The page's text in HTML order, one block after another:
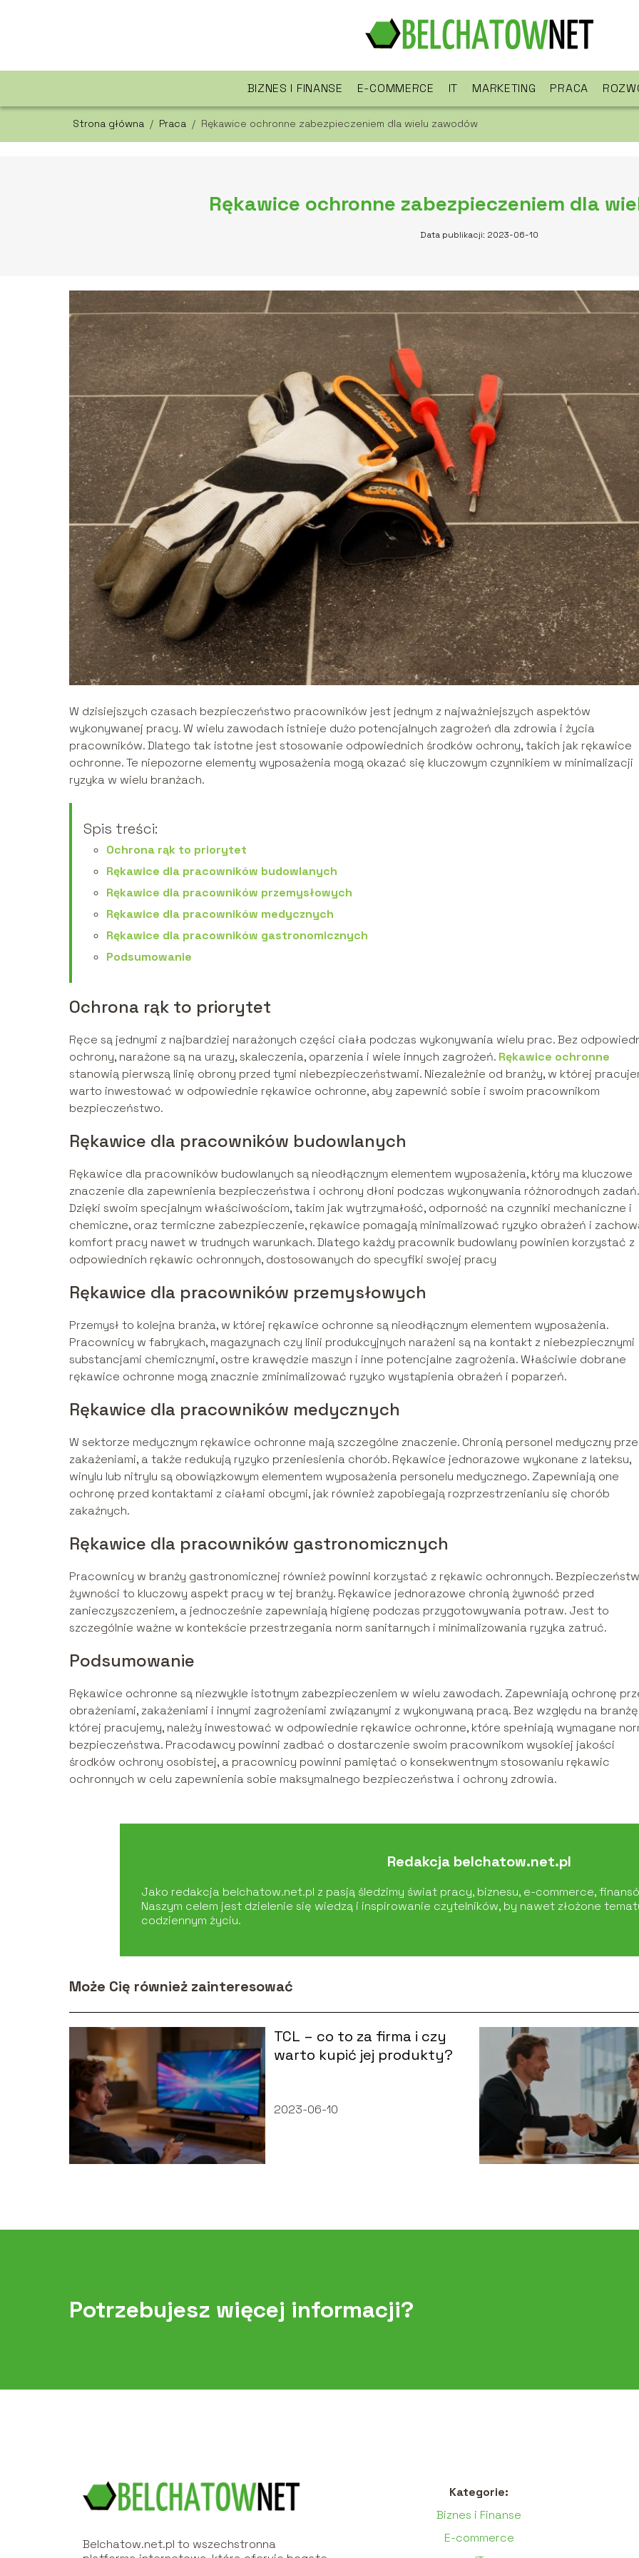
BIZNES I FINANSE E-COMMERCE IT MARKETING PRACA
Strona główna / Praca / Rękawice ochronne zabezpieczeniem dla wielu zawodów
Rękawice ochronne zabezpieczeniem dla
Data publikacji: 2023-06-10
W dzisiejszych czasach bezpieczeństwo pracowników jest jednym z najważniejszych aspektów
wykonywanej pracy. W wielu zawodach istnieje dużo potencjalnych zagrożeń dla zdrowia i życia
pracowników. Dlatego tak istotne jest stosowanie odpowiednich środków ochrony, takich jak rękawice
ochronne. Te niepozorne elementy wyposażenia mogą okazać się kluczowym czynnikiem w minimalizacji
ryzyka w wielu branżach.
Spis treści:
Ochrona rąk to priorytet
Rękawice dla pracowników budowlanych
Rękawice dla pracowników przemysłowych
Rękawice dla pracowników medycznych
Rękawice dla pracowników gastronomicznych
Podsumowanie
Ochrona rąk to priorytet
Ręce są jednymi z najbardziej narażonych części ciała podczas wykonywania wielu prac. Bez
ochrony, narażone są na urazy, skaleczenia, oparzenia i wiele innych zagrożeń. Rękawice ochronne
stanowią pierwszą linię obrony przed tymi niebezpieczeństwami. Niezależnie od branży, w której
warto inwestować w odpowiednie rękawice ochronne, aby zapewnić sobie i swoim pracownikom
bezpieczeństwo.
Rękawice dla pracowników budowlanych
Rękawice dla pracowników budowlanych są nieodłącznym elementem wyposażenia, który ma kluczowe
znaczenie dla zapewnienia bezpieczeństwa i ochrony dłoni podczas wykonywania różnorodnych zadań.
Dzięki swoim specjalnym właściwościom, takim jak wytrzymałość, odporność na czynniki mechaniczne i
chemiczne, oraz termiczne zabezpieczenie, rękawice pomagają minimalizować ryzyko obrażeń i
komfort pracy nawet w trudnych warunkach. Dlatego każdy pracownik budowlany powinien korzystać z
odpowiednich rękawic ochronnych, dostosowanych do specyfiki swojej pracy
Rękawice dla pracowników przemysłowych
Przemysł to kolejna branża, w której rękawice ochronne są nieodłącznym elementem wyposażenia.
Pracownicy w fabrykach, magazynach czy linii produkcyjnych narażeni są na kontakt z niebezpiecznymi
substancjami chemicznymi, ostre krawędzie maszyn i inne potencjalne zagrożenia. Właściwie dobrane
rękawice ochronne mogą znacznie zminimalizować ryzyko wystąpienia obrażeń i poparzeń.
Rękawice dla pracowników medycznych
W sektorze medycznym rękawice ochronne mają szczególne znaczenie. Chronią personel medyczny
zakażeniami, a także redukują ryzyko przeniesienia chorób. Rękawice jednorazowe wykonane z lateksu,
winylu lub nitrylu są obowiązkowym elementem wyposażenia personelu medycznego. Zapewniają one
ochronę przed kontaktami z ciałami obcymi, jak również zapobiegają rozprzestrzenianiu się chorób
zakaźnych.
Rękawice dla pracowników gastronomicznych
Pracownicy w branży gastronomicznej również powinni korzystać z rękawic ochronnych.
żywności to kluczowy aspekt pracy w tej branży. Rękawice jednorazowe chronią żywność przed
zanieczyszczeniem, a jednocześnie zapewniają higienę podczas przygotowywania potraw. Jest to
szczególnie ważne w kontekście przestrzegania norm sanitarnych i minimalizowania ryzyka zatruć.
Podsumowanie
Rękawice ochronne są niezwykle istotnym zabezpieczeniem w wielu zawodach. Zapewniają ochronę
obrażeniami, zakażeniami i innymi zagrożeniami związanymi z wykonywaną pracą. Bez względu na
której pracujemy, należy inwestować w odpowiednie rękawice ochronne, które spełniają wymagane
bezpieczeństwa. Pracodawcy powinni zadbać o dostarczenie swoim pracownikom wysokiej jakości
środków ochrony osobistej, a pracownicy powinni pamiętać o konsekwentnym stosowaniu rękawic
ochronnych w celu zapewnienia sobie maksymalnego bezpieczeństwa i ochrony zdrowia.
Redakcja belchatow.net.pl
Jako redakcja belchatow.net.pl z pasją śledzimy świat pracy, biznesu, e-commerce,
Naszym celem jest dzielenie się wiedzą i inspirowanie czytelników, by nawet złożone
codziennym życiu.
Może Cię również zainteresować
TCL – co to za firma i czy
warto kupić jej produkty?
2023-06-10
Potrzebujesz więcej informacji?
Belchatow.net.pl to wszechstronna
Kategorie:
Biznes i Finanse
E-commerce